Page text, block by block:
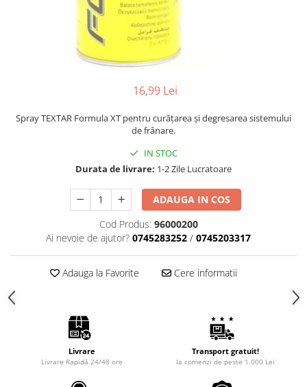
Intretinere baterie si sisteme
Truse de Scule
Chimice Auto
Lubrifianti Multifunctionali
Spray frane/ambreiaj
Vaseline si Unsori Auto
Bureti,Lavete,Accesorii
Intretinere interior
Jante si Anvelope
Odorizante Auto
Siguranta Auto
Kituri siguranta
16,99 Lei
Spray TEXTAR Formula XT pentru curățarea și degresarea sistemului
de frânare.
IN STOC
Durata de livrare: 1-2 Zile Lucratoare
ADAUGA IN COS
Cod Produs: 96000200
Ai nevoie de ajutor? 0745283252 / 0745203317
Adauga la Favorite Cere informatii
Livrare
Livrare Rapidă 24/48 ore
Transport gratuit!
la comenzi de peste 1.000 Lei